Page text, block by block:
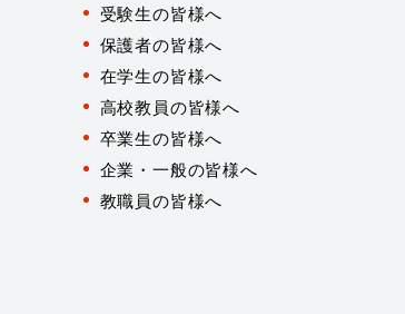
者
別
受験生の皆様へ
保護者の皆様へ
在学生の皆様へ
高校教員の皆様へ
卒業生の皆様へ
企業・一般の皆様へ
教職員の皆様へ